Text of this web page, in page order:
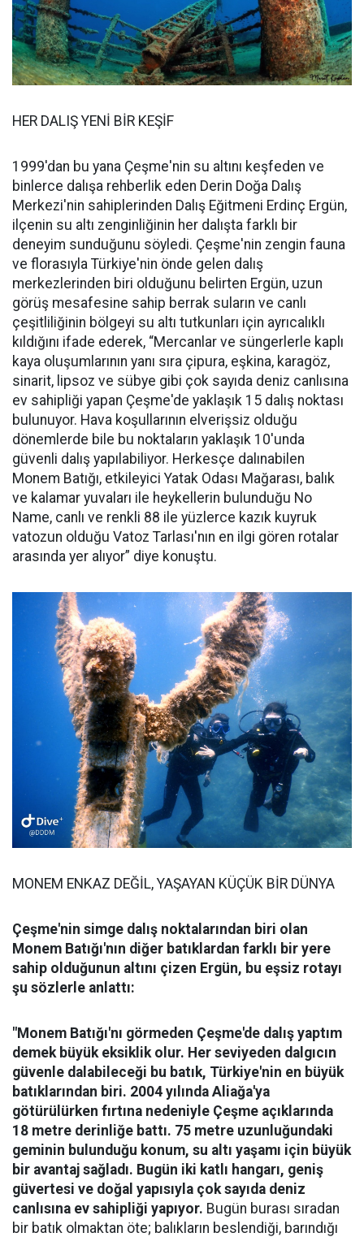
HER DALIŞ YENİ BİR KEŞİF
1999'dan bu yana Çeşme'nin su altını keşfeden ve
binlerce dalışa rehberlik eden Derin Doğa Dalış
Merkezi'nin sahiplerinden Dalış Eğitmeni Erdinç Ergün,
ilçenin su altı zenginliğinin her dalışta farklı bir
deneyim sunduğunu söyledi. Çeşme'nin zengin fauna
ve florasıyla Türkiye'nin önde gelen dalış
merkezlerinden biri olduğunu belirten Ergün, uzun
görüş mesafesine sahip berrak suların ve canlı
çeşitliliğinin bölgeyi su altı tutkunları için ayrıcalıklı
kıldığını ifade ederek, “Mercanlar ve süngerlerle kaplı
kaya oluşumlarının yanı sıra çipura, eşkina, karagöz,
sinarit, lipsoz ve sübye gibi çok sayıda deniz canlısına
ev sahipliği yapan Çeşme'de yaklaşık 15 dalış noktası
bulunuyor. Hava koşullarının elverişsiz olduğu
dönemlerde bile bu noktaların yaklaşık 10'unda
güvenli dalış yapılabiliyor. Herkesçe dalınabilen
Monem Batığı, etkileyici Yatak Odası Mağarası, balık
ve kalamar yuvaları ile heykellerin bulunduğu No
Name, canlı ve renkli 88 ile yüzlerce kazık kuyruk
vatozun olduğu Vatoz Tarlası'nın en ilgi gören rotalar
arasında yer alıyor” diye konuştu.
MONEM ENKAZ DEĞİL, YAŞAYAN KÜÇÜK BİR DÜNYA
Çeşme'nin simge dalış noktalarından biri olan
Monem Batığı'nın diğer batıklardan farklı bir yere
sahip olduğunun altını çizen Ergün, bu eşsiz rotayı
şu sözlerle anlattı:
"Monem Batığı'nı görmeden Çeşme'de dalış yaptım
demek büyük eksiklik olur. Her seviyeden dalgıcın
güvenle dalabileceği bu batık, Türkiye'nin en büyük
batıklarından biri. 2004 yılında Aliağa'ya
götürülürken fırtına nedeniyle Çeşme açıklarında
18 metre derinliğe battı. 75 metre uzunluğundaki
geminin bulunduğu konum, su altı yaşamı için büyük
bir avantaj sağladı. Bugün iki katlı hangarı, geniş
güvertesi ve doğal yapısıyla çok sayıda deniz
canlısına ev sahipliği yapıyor. Bugün burası sıradan
bir batık olmaktan öte; balıkların beslendiği, barındığı